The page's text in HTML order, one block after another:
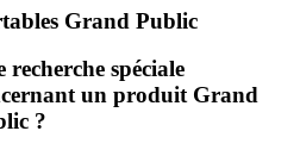
Grand Public
recherche spéciale
un produit Grand
?